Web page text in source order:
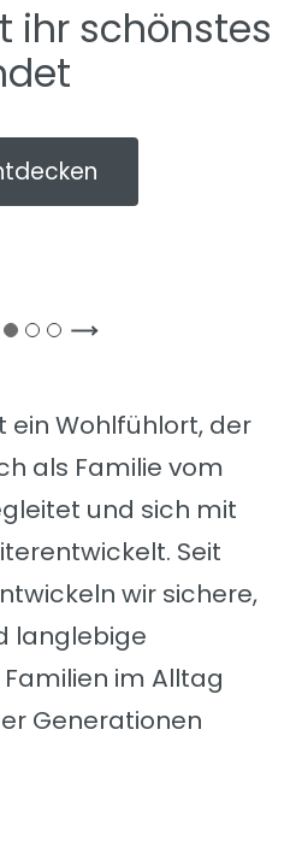
ihr schönstes
ein Wohlfühlort, der
als Familie vom
und sich mit
Seit
wir sichere,
langlebige
im Alltag
Generationen